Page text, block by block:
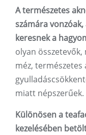
A természetes
számára
keresnek a
olyan összetevők,
méz,
miatt népszerűek.
Különösen a
kezelésében